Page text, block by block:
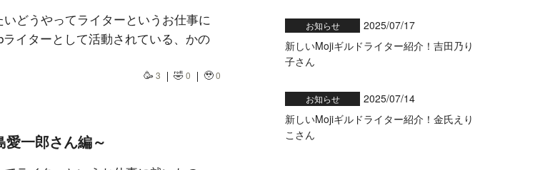
どうやってライターというお仕事に
イターとして活動されている、かの
🥳 3 🤣0 🥹0
一郎さん編～
お知らせ
2025/07/17
新しいMojiギルドライター紹介！吉田乃り
子さん
お知らせ
2025/07/14
新しいMojiギルドライター紹介！金氏えり
こさん